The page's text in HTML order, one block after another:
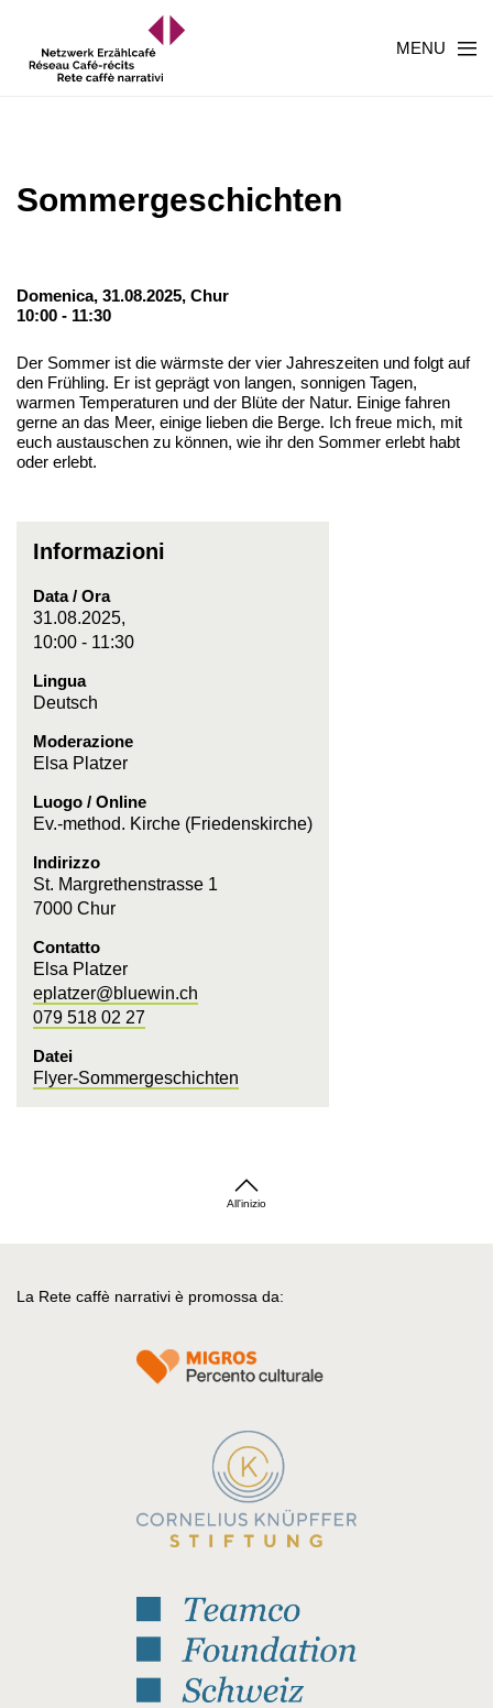
MENU
Sommergeschichten
Domenica, 31.08.2025, Chur
10:00 - 11:30
Der Sommer ist die wärmste der vier Jahreszeiten und folgt auf
den Frühling. Er ist geprägt von langen, sonnigen Tagen,
warmen Temperaturen und der Blüte der Natur. Einige fahren
gerne an das Meer, einige lieben die Berge. Ich freue mich, mit
euch austauschen zu können, wie ihr den Sommer erlebt habt
oder erlebt.
Informazioni
Data / Ora
31.08.2025,
10:00 - 11:30
Lingua
Deutsch
Moderazione
Elsa Platzer
Luogo / Online
Ev.-method. Kirche (Friedenskirche)
Indirizzo
St. Margrethenstrasse 1
7000 Chur
Contatto
Elsa Platzer
eplatzer@bluewin.ch
079 518 02 27
Datei
Flyer-Sommergeschichten
All'inizio
La Rete caffè narrativi è promossa da: